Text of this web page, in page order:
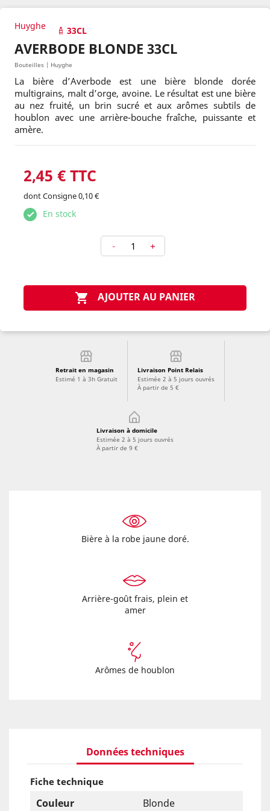
Huyghe 33CL
AVERBODE BLONDE 33CL
Bouteilles | Huyghe
La bière d’Averbode est une bière blonde dorée
multigrains, malt d’orge, avoine. Le résultat est une bière
au nez fruité, un brin sucré et aux arômes subtils de
houblon avec une arrière-bouche fraîche, puissante et
amère.
2,45 € TTC
dont Consigne 0,10 €
En stock
- +
 AJOUTER AU PANIER
Retrait en magasin
Estimé 1 à 3h Gratuit
Livraison Point Relais
Estimée 2 à 5 jours ouvrés
À partir de 5 €
Livraison à domicile
Estimée 2 à 5 jours ouvrés
À partir de 9 €
Bière à la robe jaune doré.
Arrière-goût frais, plein et
amer
Arômes de houblon
Données techniques
Fiche technique
Couleur Blonde